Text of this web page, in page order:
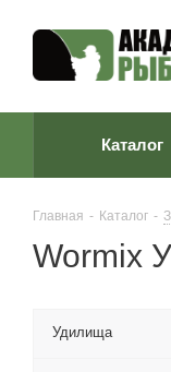
Каталог
Главная - Каталог -
Wormix
Удилища